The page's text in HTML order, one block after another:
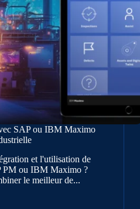
SAP ou IBM Maximo
et l'utilisation de
PM ou IBM Maximo ?
le meilleur de...